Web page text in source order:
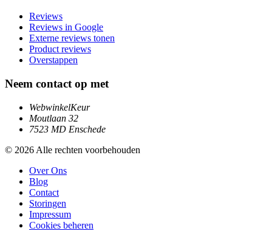
Reviews
Reviews in Google
Externe reviews tonen
Product reviews
Overstappen
Neem contact op met
WebwinkelKeur
Moutlaan 32
7523 MD Enschede
© 2026 Alle rechten voorbehouden
Over Ons
Blog
Contact
Storingen
Impressum
Cookies beheren